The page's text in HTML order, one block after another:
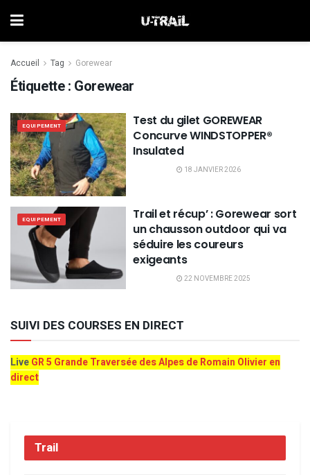
Accueil Tag Gorewear
Étiquette : Gorewear
EQUIPEMENT
Test du gilet GOREWEAR
Concurve WINDSTOPPER®
Insulated
18 JANVIER 2026
EQUIPEMENT
Trail et récup’ : Gorewear sort
un chausson outdoor qui va
séduire les coureurs
exigeants
22 NOVEMBRE 2025
SUIVI DES COURSES EN DIRECT
LiveGR 5 Grande Traversée des Alpes de Romain Olivier en
direct
Trail